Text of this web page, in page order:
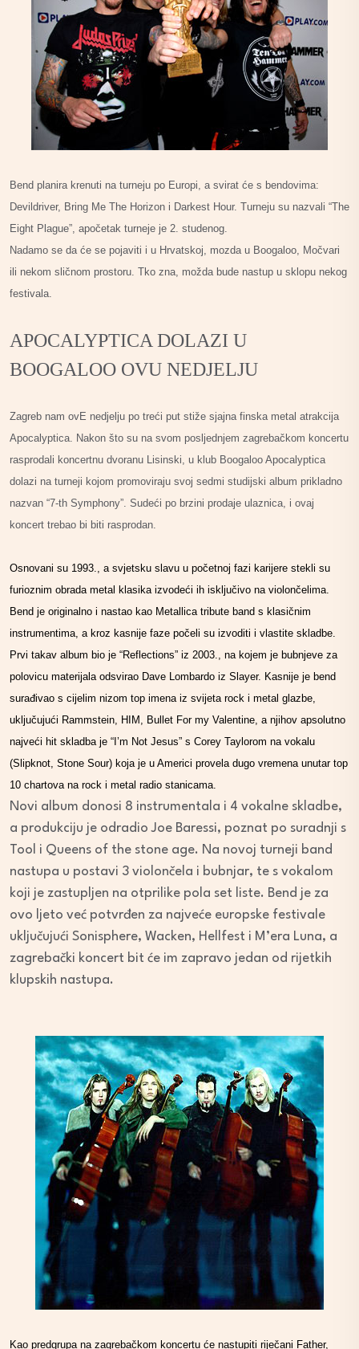
Bend planira krenuti na turneju po Europi, a svirat će s bendovima:
Devildriver, Bring Me The Horizon i Darkest Hour. Turneju su nazvali “The
Eight Plague”, apočetak turneje je 2. studenog.
Nadamo se da će se pojaviti i u Hrvatskoj, mozda u Boogaloo, Močvari
ili nekom sličnom prostoru. Tko zna, možda bude nastup u sklopu nekog
festivala.
APOCALYPTICA DOLAZI U
BOOGALOO OVU NEDJELJU
Zagreb nam ovE nedjelju po treći put stiže sjajna finska metal atrakcija
Apocalyptica. Nakon što su na svom posljednjem zagrebačkom koncertu
rasprodali koncertnu dvoranu Lisinski, u klub Boogaloo Apocalyptica
dolazi na turneji kojom promoviraju svoj sedmi studijski album prikladno
nazvan “7-th Symphony”. Sudeći po brzini prodaje ulaznica, i ovaj
koncert trebao bi biti rasprodan.
Osnovani su 1993., a svjetsku slavu u početnoj fazi karijere stekli su
furioznim obrada metal klasika izvodeći ih isključivo na violončelima.
Bend je originalno i nastao kao Metallica tribute band s klasičnim
instrumentima, a kroz kasnije faze počeli su izvoditi i vlastite skladbe.
Prvi takav album bio je “Reflections” iz 2003., na kojem je bubnjeve za
polovicu materijala odsvirao Dave Lombardo iz Slayer. Kasnije je bend
surađivao s cijelim nizom top imena iz svijeta rock i metal glazbe,
uključujući Rammstein, HIM, Bullet For my Valentine, a njihov apsolutno
najveći hit skladba je “I’m Not Jesus” s Corey Taylorom na vokalu
(Slipknot, Stone Sour) koja je u Americi provela dugo vremena unutar top
10 chartova na rock i metal radio stanicama.
Novi album donosi 8 instrumentala i 4 vokalne skladbe,
a produkciju je odradio Joe Baressi, poznat po suradnji s
Tool i Queens of the stone age. Na novoj turneji band
nastupa u postavi 3 violončela i bubnjar, te s vokalom
koji je zastupljen na otprilike pola set liste. Bend je za
ovo ljeto već potvrđen za najveće europske festivale
uključujući Sonisphere, Wacken, Hellfest i M’era Luna, a
zagrebački koncert bit će im zapravo jedan od rijetkih
klupskih nastupa.
Kao predgrupa na zagrebačkom koncertu će nastupiti riječani Father,